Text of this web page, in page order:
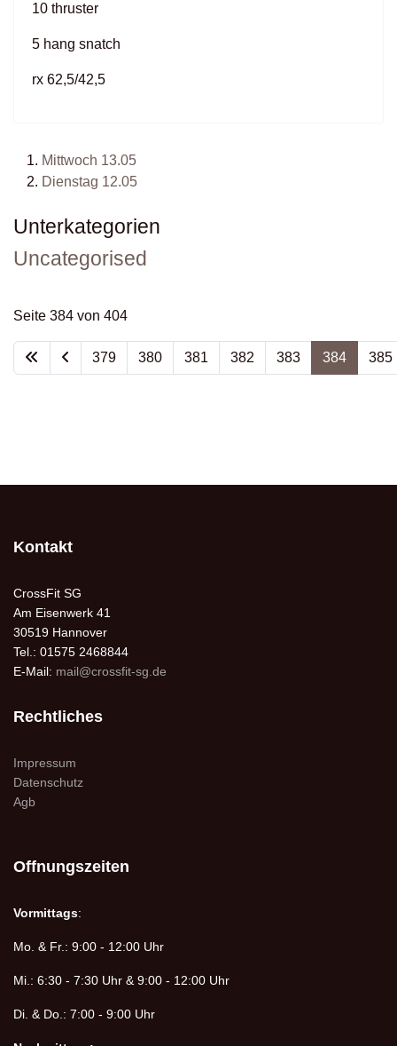
10 thruster
5 hang snatch
rx 62,5/42,5
Mittwoch 13.05
Dienstag 12.05
Unterkategorien
Uncategorised
Seite 384 von 404
379 380 381 382 383 384 385
Kontakt
CrossFit SG
Am Eisenwerk 41
30519 Hannover
Tel.: 01575 2468844
E-Mail: mail@crossfit-sg.de
Rechtliches
Impressum
Datenschutz
Agb
Offnungszeiten
Vormittags:
Mo. & Fr.: 9:00 - 12:00 Uhr
Mi.: 6:30 - 7:30 Uhr & 9:00 - 12:00 Uhr
Di. & Do.: 7:00 - 9:00 Uhr